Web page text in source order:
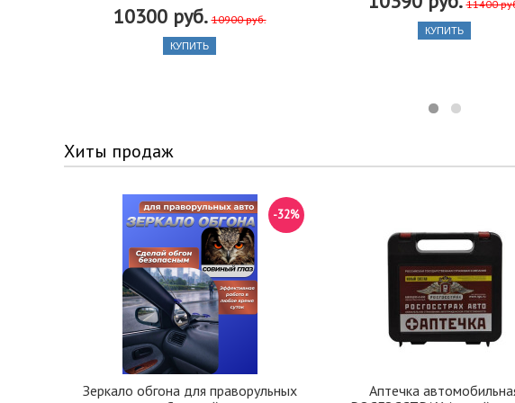
10300 руб. 10900 руб.
КУПИТЬ
11400
КУПИТЬ
Хиты продаж
Зеркало обгона для праворульных
-32%
Аптечка